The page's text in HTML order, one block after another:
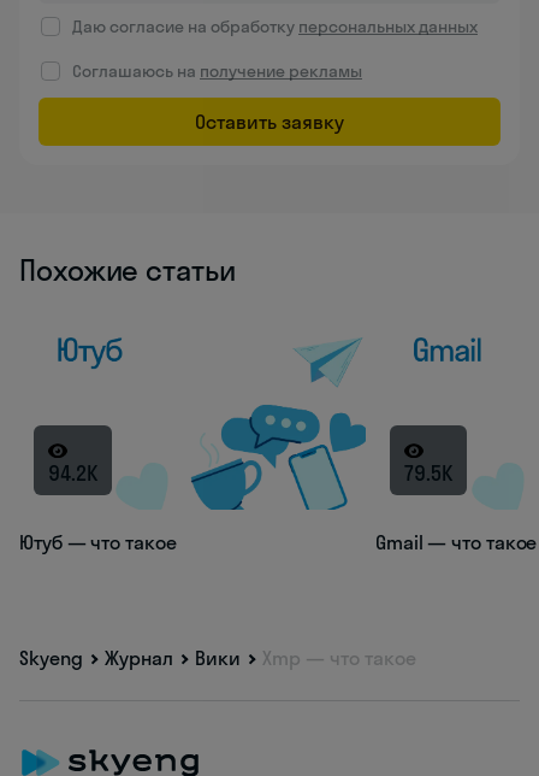
Даю согласие на обработку персональных данных
Соглашаюсь на получение рекламы
Оставить заявку
Похожие статьи
94.2K
Ютуб — что такое
79.5K
Gmail — что такое
Skyeng Журнал Вики Xmp — что такое